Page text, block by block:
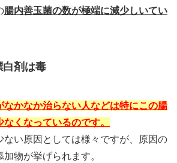
腸内善玉菌の数が極端に減少しいてい
白剤は毒
なかなか治らない人などは特にこの腸
くなっているのです。
ない原因としては様々ですが、原因の
物が挙げられます。